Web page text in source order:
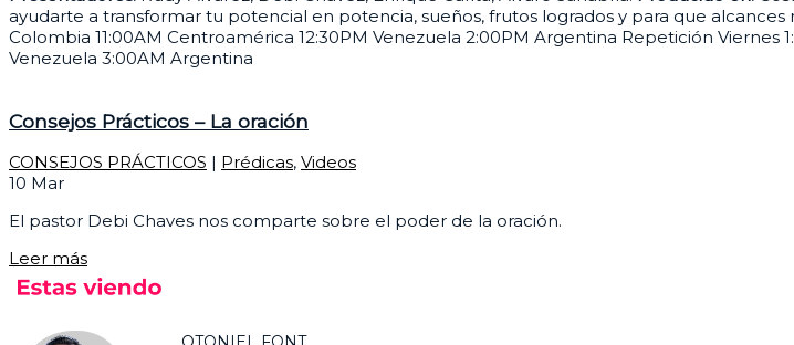
ayudarte a transformar tu potencial en potencia, sueños, frutos logrados y para que alcances
Colombia 11:00AM Centroamérica 12:30PM Venezuela 2:00PM Argentina Repetición Viernes
Venezuela 3:00AM Argentina
Consejos Prácticos – La oración
CONSEJOS PRÁCTICOS | Prédicas, Videos
10 Mar
El pastor Debi Chaves nos comparte sobre el poder de la oración.
Leer más